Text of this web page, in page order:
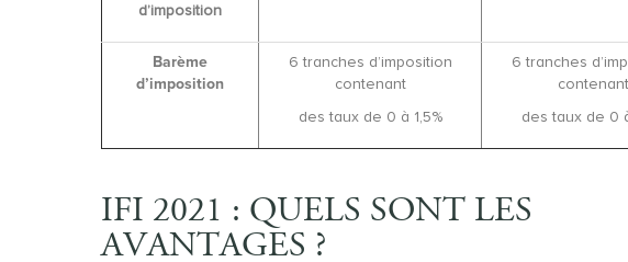
d’imposition
Barème
d’imposition
6 tranches d’imposition
contenant
des taux de 0 à 1,5%
6 tranches
contenant
des taux de 0
IFI 2021 : QUELS SONT LES
AVANTAGES ?